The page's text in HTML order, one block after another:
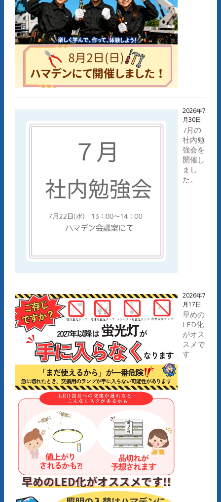
2026年7
月30日
7月の
社内勉
強会を
開催し
まし
た。
2026年7
月17日
早めの
LED化
がオス
スメで
す